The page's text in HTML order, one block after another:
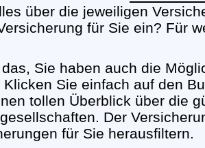
über die jeweiligen
für Sie ein? Für
Sie haben auch die
Sie einfach auf den
tollen Überblick über die
Der
für Sie herausfiltern.